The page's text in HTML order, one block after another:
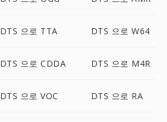
DTS 으로 TTA DTS 으로 W64
DTS 으로 CDDA DTS 으로 M4R
DTS 으로 VOC DTS 으로 RA